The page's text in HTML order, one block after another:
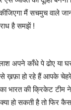
मैं सचमुच वाले
है समझें !
काँधे पे ढोए या
ख़फ़ा हो रहे हैं आपके
भारत की क्रिकेट टीम
हो सकती है तो फिर